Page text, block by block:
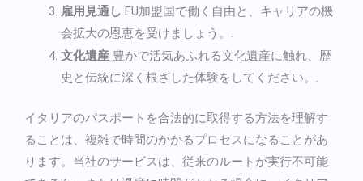
雇用見通し EU加盟国で働く自由と、キャリアの機
会拡大の恩恵を受けましょう。.
文化遺産 豊かで活気あふれる文化遺産に触れ、歴
史と伝統に深く根ざした体験をしてください。.
イタリアのパスポートを合法的に取得する方法を理解す
ることは、複雑で時間のかかるプロセスになることがあ
ります。当社のサービスは、従来のルートが実行不可能